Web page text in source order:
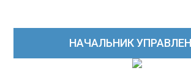
НАЧАЛЬНИК